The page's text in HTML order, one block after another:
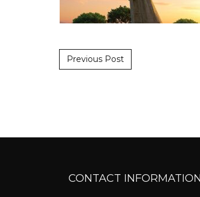
Post navigation
Previous Post
CONTACT INFORMATION